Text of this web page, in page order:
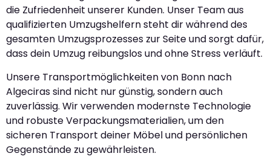
die Zufriedenheit unserer Kunden. Unser Team aus
qualifizierten Umzugshelfern steht dir während des
gesamten Umzugsprozesses zur Seite und sorgt dafür,
dass dein Umzug reibungslos und ohne Stress verläuft.
Unsere Transportmöglichkeiten von Bonn nach
Algeciras sind nicht nur günstig, sondern auch
zuverlässig. Wir verwenden modernste Technologie
und robuste Verpackungsmaterialien, um den
sicheren Transport deiner Möbel und persönlichen
Gegenstände zu gewährleisten.